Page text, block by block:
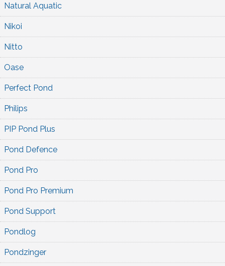
Natural Aquatic
Nikoi
Nitto
Oase
Perfect Pond
Philips
PIP Pond Plus
Pond Defence
Pond Pro
Pond Pro Premium
Pond Support
Pondlog
Pondzinger